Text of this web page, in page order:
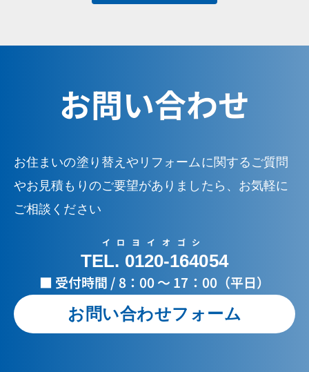
お問い合わせ
お住まいの塗り替えやリフォームに関するご質問
やお見積もりのご要望がありましたら、お気軽に
ご相談ください
イロヨイオゴシ
TEL. 0120-164054
■ 受付時間 / 8：00 ～ 17：00（平日）
お問い合わせフォーム